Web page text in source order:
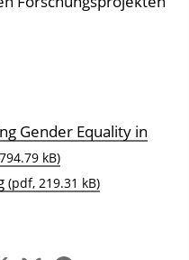
Gender Equality in
kB)
(pdf, 219.31 kB)